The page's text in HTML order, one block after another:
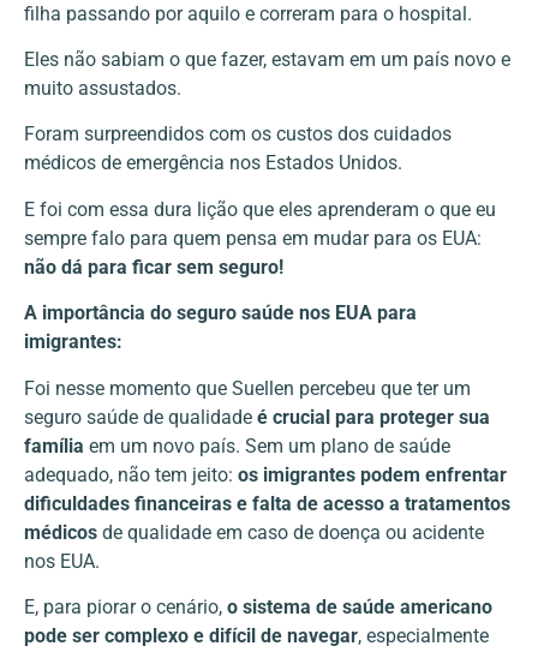
filha passando por aquilo e correram para o hospital.
Eles não sabiam o que fazer, estavam em um país novo e
muito assustados.
Foram surpreendidos com os custos dos cuidados
médicos de emergência nos Estados Unidos.
E foi com essa dura lição que eles aprenderam o que eu
sempre falo para quem pensa em mudar para os EUA:
não dá para ficar sem seguro!
A importância do seguro saúde nos EUA para
imigrantes:
Foi nesse momento que Suellen percebeu que ter um
seguro saúde de qualidade é crucial para proteger sua
família em um novo país. Sem um plano de saúde
adequado, não tem jeito: os imigrantes podem enfrentar
dificuldades financeiras e falta de acesso a tratamentos
médicos de qualidade em caso de doença ou acidente
nos EUA.
E, para piorar o cenário, o sistema de saúde americano
pode ser complexo e difícil de navegar, especialmente